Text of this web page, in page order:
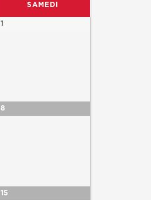
SAMEDI
1
8
15